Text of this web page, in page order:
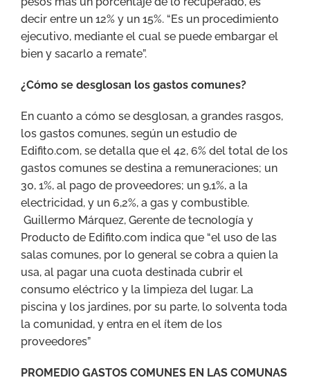
decir entre un 12% y un 15%. “Es un procedimiento
ejecutivo, mediante el cual se puede embargar el
bien y sacarlo a remate”.
¿Cómo se desglosan los gastos comunes?
En cuanto a cómo se desglosan, a grandes rasgos,
los gastos comunes, según un estudio de
Edifito.com, se detalla que el 42, 6% del total de los
gastos comunes se destina a remuneraciones; un
30, 1%, al pago de proveedores; un 9,1%, a la
electricidad, y un 6,2%, a gas y combustible.
Guillermo Márquez, Gerente de tecnología y
Producto de Edifito.com indica que “el uso de las
salas comunes, por lo general se cobra a quien la
usa, al pagar una cuota destinada cubrir el
consumo eléctrico y la limpieza del lugar. La
piscina y los jardines, por su parte, lo solventa toda
la comunidad, y entra en el ítem de los
proveedores”
PROMEDIO GASTOS COMUNES EN LAS COMUNAS